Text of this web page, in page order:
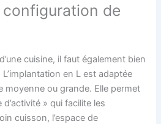
de
cuisine, il faut également bien
en L est adaptée
moyenne ou grande. Elle permet
» qui facilite les
cuisson, l’espace de